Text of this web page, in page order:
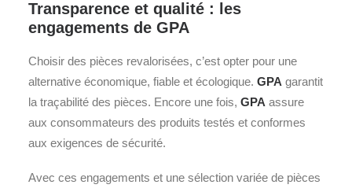
Transparence et qualité : les
engagements de GPA
Choisir des pièces revalorisées, c’est opter pour une
alternative économique, fiable et écologique. GPA garantit
la traçabilité des pièces. Encore une fois, GPA assure
aux consommateurs des produits testés et conformes
aux exigences de sécurité.
Avec ces engagements et une sélection variée de pièces